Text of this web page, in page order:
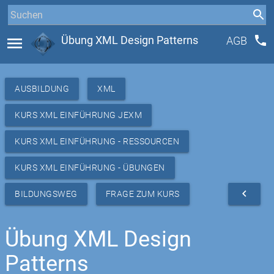
menu Übung XML Design Patterns AGB phone
AUSBILDUNG XML
KURS XML EINFÜHRUNG JEXM
KURS XML EINFÜHRUNG - RESSOURCEN
KURS XML EINFÜHRUNG - ÜBUNGEN
BILDUNGSWEG FRAGE ZUM KURS navigate_before
Übung XML Design
Patterns